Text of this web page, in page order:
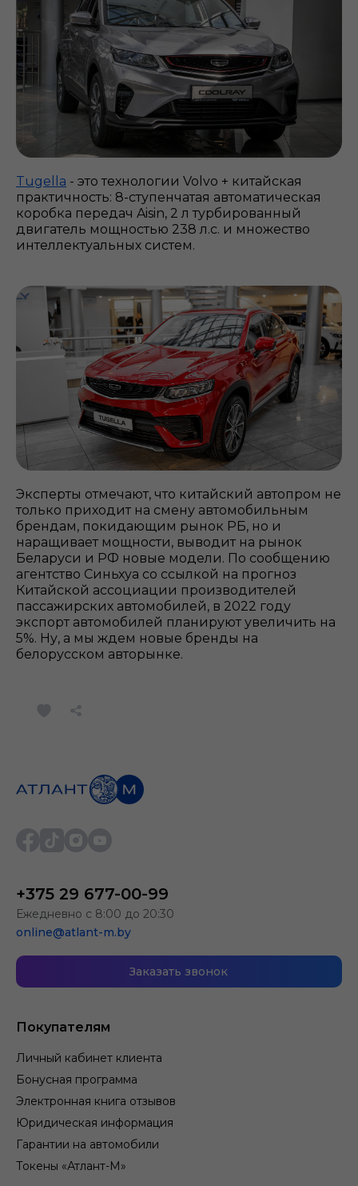
Tugella - это технологии Volvo + китайская
практичность: 8-ступенчатая автоматическая
коробка передач Aisin, 2 л турбированный
двигатель мощностью 238 л.с. и множество
интеллектуальных систем.
Эксперты отмечают, что китайский автопром не
только приходит на смену автомобильным
брендам, покидающим рынок РБ, но и
наращивает мощности, выводит на рынок
Беларуси и РФ новые модели. По сообщению
агентство Синьхуа со ссылкой на прогноз
Китайской ассоциации производителей
пассажирских автомобилей, в 2022 году
экспорт автомобилей планируют увеличить на
5%. Ну, а мы ждем новые бренды на
белорусском авторынке.
Покупателям
Личный кабинет клиента
Бонусная программа
Электронная книга отзывов
Юридическая информация
Гарантии на автомобили
Токены «Атлант-М»
+375 29 677-00-99
Ежедневно с 8:00 до 20:30
online@atlant-m.by
Заказать звонок